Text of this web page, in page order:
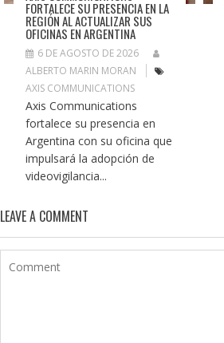
FORTALECE SU PRESENCIA EN LA
REGIÓN AL ACTUALIZAR SUS
OFICINAS EN ARGENTINA
6 DE AGOSTO DE 2026
ALBERTO MARIN MORAN
AXIS COMMUNICATIONS
Axis Communications
fortalece su presencia en
Argentina con su oficina que
impulsará la adopción de
videovigilancia...
LEAVE A COMMENT